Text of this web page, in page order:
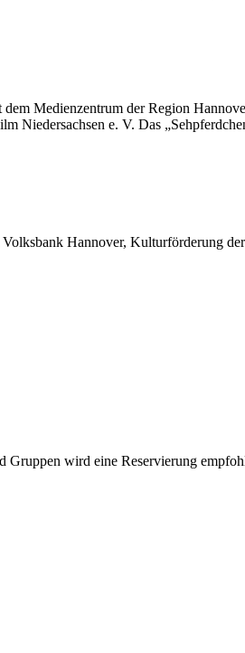
dem Medienzentrum der Region
Niedersachsen e. V. Das
Hannover, Kulturförderung
Gruppen wird eine Reservierung